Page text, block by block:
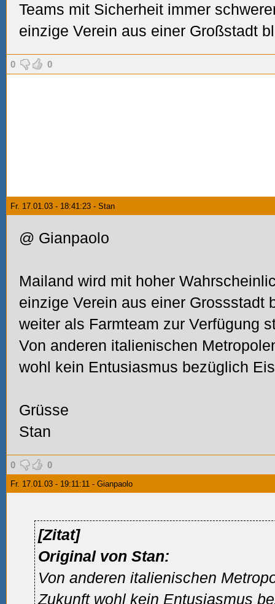
Teams mit Sicherheit immer
einzige Verein aus einer Großstadt
0 0
Fr. 17.01.03 - 18:41:23 - Stan
@ Gianpaolo
Mailand wird mit hoher
einzige Verein aus einer Grossstadt
weiter als Farmteam zur Verfügung
Von anderen italienischen
wohl kein Entusiasmus bezüglich
Grüsse
Stan
0 0
Fr. 17.01.03 - 19:11:11 - Gianpaolo
[Zitat]
Original von Stan:
Von anderen italienischen
Zukunft wohl kein Entusiasmus